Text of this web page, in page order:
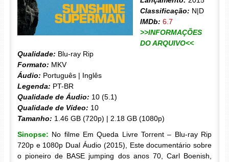
Classificação: N|D
IMDb: 6.7
>>INFORMAÇÕES
DO ARQUIVO<<
Qualidade: Blu-ray Rip
Formato: MKV
Áudio: Português | Inglês
Legenda: PT-BR
Qualidade de Áudio: 10 (5.1)
Qualidade de Vídeo: 10
Tamanho: 1.46 GB (720p) | 2.18 GB (1080p)
Sinopse: No filme Em Queda Livre Torrent – Blu-ray Rip
720p e 1080p Dual Áudio (2015), Este documentário sobre
o pioneiro de BASE jumping dos anos 70, Carl Boenish,